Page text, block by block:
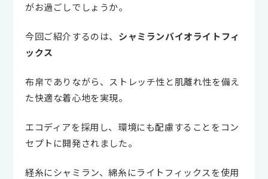
がお過ごしでしょうか。
今回ご紹介するのは、 シャミランバイオライトフィ
ックス
布帛でありながら、ストレッチ性と肌離れ性を備え
た快適な着心地を実現。
エコディアを採用し、環境にも配慮することをコン
セプトに開発されました。
経糸にシャミラン、綿糸にライトフィックスを使用